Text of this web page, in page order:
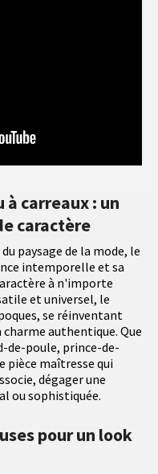
carreaux : un
caractère
paysage de la mode, le
intemporelle et sa
à n'importe
et universel, le
se réinventant
authentique. Que
de-poule, prince-de-
pièce maîtresse qui
dégager une
ou sophistiquée.
pour un look